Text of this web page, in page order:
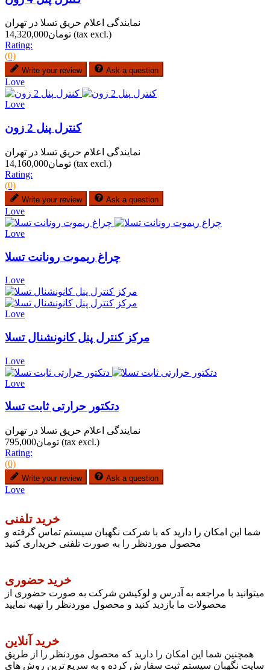
نمایندگی اعلام حریق تسلا در تهران
تومان14,320,000 (tax excl.)
Rating:
(0)
Write your review Ask a question
Love
Love
کنترل پنل 2 زون
نمایندگی اعلام حریق تسلا در تهران
تومان14,160,000 (tax excl.)
Rating:
(0)
Write your review Ask a question
Love
Love
چراغ ریموت رونانت تسلا
Love
Love
مرکز کنترل پنل کانونشنال تسلا
Love
Love
دتکتور حرارتی ثابت تسلا
نمایندگی اعلام حریق تسلا در تهران
تومان795,000 (tax excl.)
Rating:
(0)
Write your review Ask a question
Love
خرید تلفنی
شما این امکان را دارید که با شرکت نگهبان سیستم تماس گرفته و
محصول موردنظر را به صورت تلفنی خریداری کنید
خرید حضوری
میتوانید با مراجعه به آدرس و لوکیشن شرکت به صورت حضوری از
محصولات ما بازدید کنید و محصول موردنظر را تهیه نمایید
خرید آنلاین
همچنین شما این امکان را دارید که محصول موردنظر را از طریق
سایت نگهبان سیستم ثبت سفارش کرده و به سریع ترین روش های